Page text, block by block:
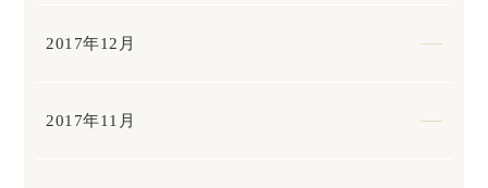
2017年12月
2017年11月